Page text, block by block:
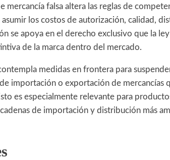
mercancía falsa altera las reglas de
los costos de autorización, calidad,
se apoya en el derecho exclusivo que la ley
de la marca dentro del mercado.
medidas en frontera para
importación o exportación de mercancías
es especialmente relevante para
de importación y distribución más